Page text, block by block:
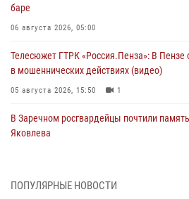
баре
06 августа 2026, 05:00
Телесюжет ГТРК «Россия.Пенза»: В
в мошеннических действиях (видео)
05 августа 2026, 15:50 1
В Заречном росгвардейцы почтили
Яковлева
Сотрудники пензенского ОМОН «Страж»
ПОПУЛЯРНЫЕ НОВОСТИ